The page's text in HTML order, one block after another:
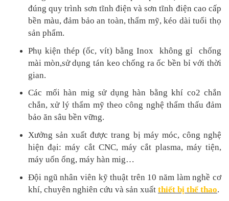
đúng quy trình sơn tĩnh điện và sơn tĩnh điện cao cấp
bền màu, đảm bảo an toàn, thẩm mỹ, kéo dài tuổi thọ
sản phẩm.
Phụ kiện thép (ốc, vít) bằng Inox không gỉ chống
mài mòn,sử dụng tán keo chống ra ốc bền bỉ với thời
gian.
Các mối hàn mig sử dụng hàn bằng khí co2 chắn
chắn, xử lý thẩm mỹ theo công nghệ thẩm thấu đảm
bảo ăn sâu bền vững.
Xưởng sản xuất được trang bị máy móc, công nghệ
hiện đại: máy cắt CNC, máy cắt plasma, máy tiện,
máy uốn ống, máy hàn mig…
Đội ngũ nhân viên kỹ thuật trên 10 năm làm nghề cơ
khí, chuyên nghiên cứu và sản xuất thiết bị thể thao.